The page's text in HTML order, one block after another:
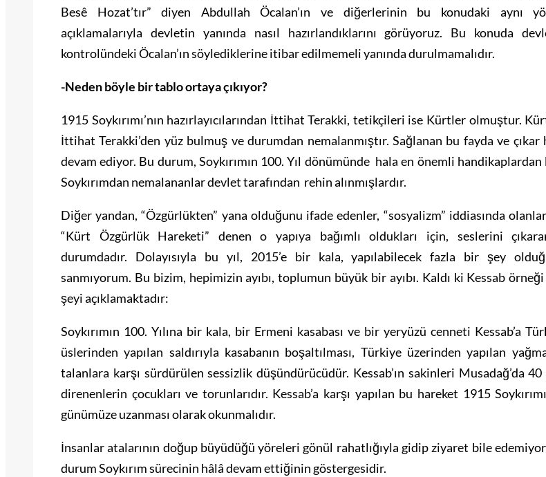
Besê Hozat’tır” diyen Abdullah Öcalan’ın ve diğerlerinin bu konudaki aynı
açıklamalarıyla devletin yanında nasıl hazırlandıklarını görüyoruz. Bu konuda
kontrolündeki Öcalan’ın söylediklerine itibar edilmemeli yanında durulmamalıdır.
-Neden böyle bir tablo ortaya çıkıyor?
1915 Soykırımı’nın hazırlayıcılarından İttihat Terakki, tetikçileri ise Kürtler olmuştur.
İttihat Terakki’den yüz bulmuş ve durumdan nemalanmıştır. Sağlanan bu fayda ve çıkar
devam ediyor. Bu durum, Soykırımın 100. Yıl dönümünde hala en önemli handikaplardan
Soykırımdan nemalananlar devlet tarafından rehin alınmışlardır.
Diğer yandan, “Özgürlükten” yana olduğunu ifade edenler, “sosyalizm” iddiasında
“Kürt Özgürlük Hareketi” denen o yapıya bağımlı oldukları için, seslerini
durumdadır. Dolayısıyla bu yıl, 2015’e bir kala, yapılabilecek fazla bir şey
sanmıyorum. Bu bizim, hepimizin ayıbı, toplumun büyük bir ayıbı. Kaldı ki Kessab
şeyi açıklamaktadır:
Soykırımın 100. Yılına bir kala, bir Ermeni kasabası ve bir yeryüzü cenneti Kessab’a
üslerinden yapılan saldırıyla kasabanın boşaltılması, Türkiye üzerinden yapılan
talanlara karşı sürdürülen sessizlik düşündürücüdür. Kessab’ın sakinleri Musadağ’da 40
direnenlerin çocukları ve torunlarıdır. Kessab’a karşı yapılan bu hareket 1915
günümüze uzanması olarak okunmalıdır.
İnsanlar atalarının doğup büyüdüğü yöreleri gönül rahatlığıyla gidip ziyaret bile
durum Soykırım sürecinin hâlâ devam ettiğinin göstergesidir.